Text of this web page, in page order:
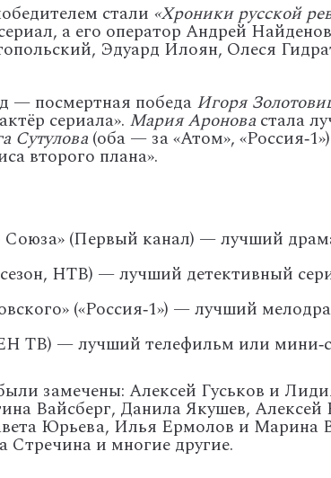
стали «Хроникирусской
а его оператор АндрейНайденов
Эдуард Илоян, Олеся
— посмертная победа Игоря
актёр сериала». МарияАронова стала
Сутулова (оба — за«Атом», «Россия‑1»)
второго плана».
Союза» (Первый канал) — лучший
сезон, НТВ) — лучший детективный
(«Россия‑1») — лучший
ТВ) — лучший телефильм или
замечены: Алексей Гуськов и
Вайсберг, Данила Якушев,
Юрьева, Илья Ермолов и Марина
и многие другие.